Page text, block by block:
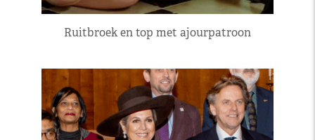
Ruitbroek en top met ajourpatroon